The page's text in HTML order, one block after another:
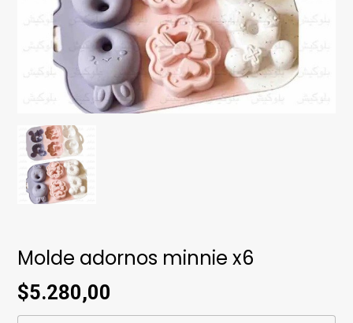
Molde adornos minnie x6
$5.280,00